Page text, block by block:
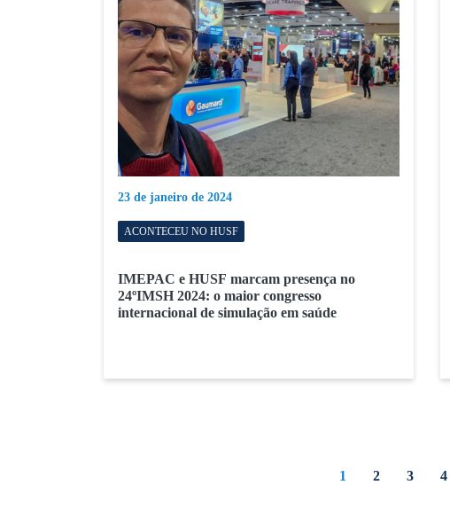
23 de janeiro de 2024
ACONTECEU NO HUSF
IMEPAC e HUSF marcam presença no
24ºIMSH 2024: o maior congresso
internacional de simulação em saúde
1 2 3 4